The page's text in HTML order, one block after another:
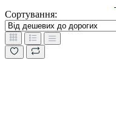
Сортування: